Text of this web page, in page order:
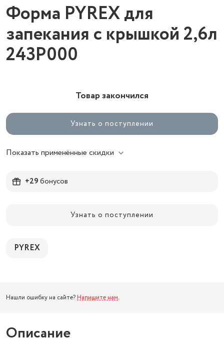
Форма PYREX для
запекания с крышкой 2,6л
243P000
Товар закончился
Узнать о поступлении
Показать применённые скидки
+29бонусов
Узнать о поступлении
PYREX
Нашли ошибку на сайте? Напишите нам.
Описание